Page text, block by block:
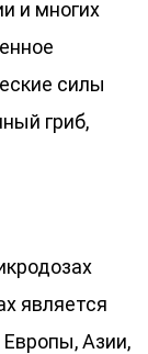
и многих
силы
гриб,
является
Азии,